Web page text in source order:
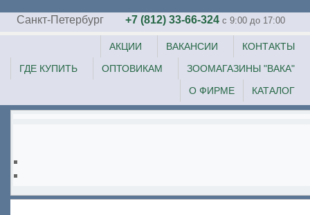
Санкт-Петербург +7 (812) 33-66-324 c 9:00 до 17:00
КОНТАКТЫ
ВАКАНСИИ
АКЦИИ
ЗООМАГАЗИНЫ "ВАКА"
ОПТОВИКАМ
ГДЕ КУПИТЬ
КАТАЛОГ
О ФИРМЕ